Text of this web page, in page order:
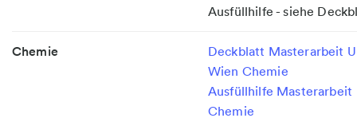
Ausfüllhilfe - siehe
Chemie
Deckblatt Masterarbeit
Wien Chemie
Ausfüllhilfe Masterarbeit
Chemie